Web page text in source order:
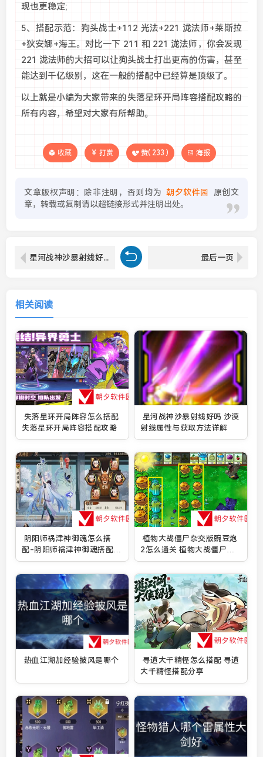
现也更稳定;
5、搭配示范：狗头战士+112 光法+221 泷法师+莱斯拉
+狄安娜+海王。对比一下 211 和 221 泷法师，你会发现
221 泷法师的大招可以让狗头战士打出更高的伤害，甚至
能达到千亿级别，这在一般的搭配中已经算是顶级了。
以上就是小编为大家带来的失落星环开局阵容搭配攻略的
所有内容，希望对大家有所帮助。
收藏 打赏 赞( 233 ) 海报
文章版权声明：除非注明，否则均为 朝夕软件园
原创文
章，转载或复制请以超链接形式并注明出处。
星河战神沙暴射线好吗 沙漠射线属性与获取方法详解 最后一页
相关阅读
失落星环开局阵容怎么搭配
失落星环开局阵容搭配攻略
星河战神沙暴射线好吗 沙漠
射线属性与获取方法详解
阴阳师祸津神御魂怎么搭
配-阴阳师祸津神御魂搭配分
享
植物大战僵尸杂交版豌豆炮
2怎么通关 植物大战僵尸杂
交版豌豆炮2通关攻略
热血江湖加经验披风是哪个
寻道大千精怪怎么搭配 寻道
大千精怪搭配分享